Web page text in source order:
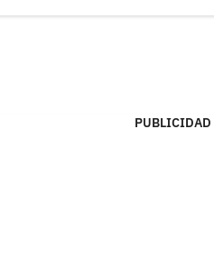
PUBLICIDAD